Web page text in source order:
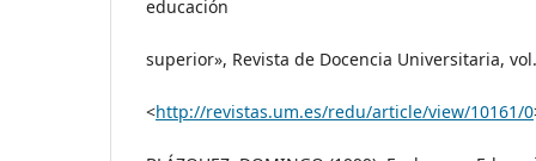
educación
superior», Revista de Docencia Universitaria,
<http://revistas.um.es/redu/article/view/10161/0